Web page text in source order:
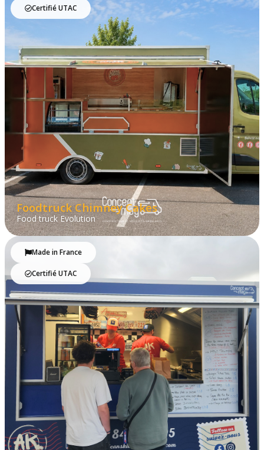
Certifié UTAC
Foodtruck Chimney Cakes
Food truck Evolution
Made in France
Certifié UTAC